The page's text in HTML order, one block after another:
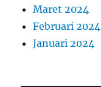
Maret 2024
Februari 2024
Januari 2024